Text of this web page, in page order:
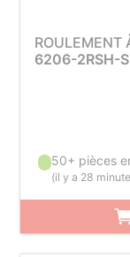
ROULEMENT
6206-2RSH-
50+ pièces
(il y a 28